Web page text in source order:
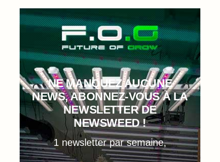
NE MANQUEZ AUCUNE
NEWS, ABONNEZ-VOUS À LA
NEWSLETTER DE
NEWSWEED !
1 newsletter par semaine,